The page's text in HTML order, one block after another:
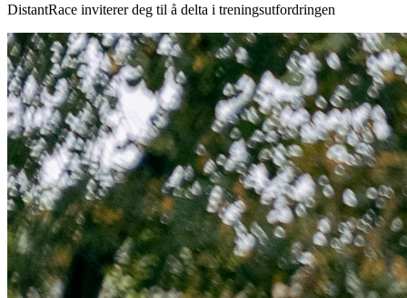
DistantRace inviterer deg til å delta i treningsutfordringen